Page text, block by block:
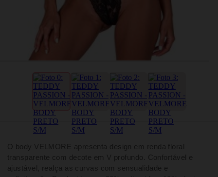
O body VELMORE apresenta design em renda floral
transparente com decote em V profundo. Confortável e
ajustável, realça as curvas com sensualidade e